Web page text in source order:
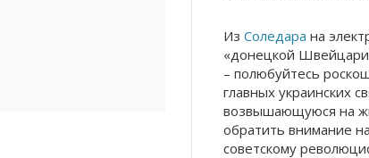
Из Соледара на
«донецкой
– полюбуйтесь
главных украинских
возвышающуюся на
обратить внимание
советскому